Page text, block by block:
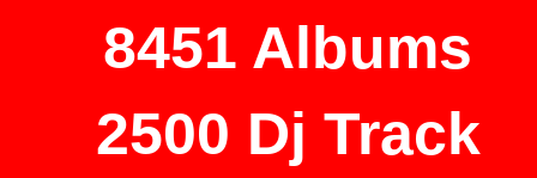
8451 Albums
2500 Dj Track